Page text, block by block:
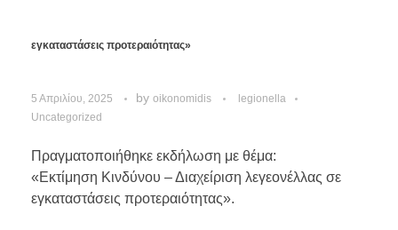
εγκαταστάσεις προτεραιότητας»
5 Απριλίου, 2025 by oikonomidis
legionella
Uncategorized
Πραγματοποιήθηκε εκδήλωση με θέμα:
«Εκτίμηση Κινδύνου – Διαχείριση λεγεονέλλας σε
εγκαταστάσεις προτεραιότητας».